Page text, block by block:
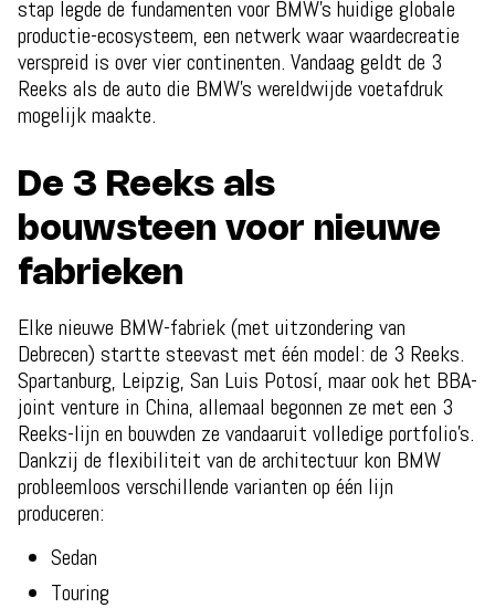
stap legde de fundamenten voor BMW’s huidige globale
productie-ecosysteem, een netwerk waar waardecreatie
verspreid is over vier continenten. Vandaag geldt de 3
Reeks als de auto die BMW’s wereldwijde voetafdruk
mogelijk maakte.
De 3 Reeks als
bouwsteen voor nieuwe
fabrieken
Elke nieuwe BMW-fabriek (met uitzondering van
Debrecen) startte steevast met één model: de 3 Reeks.
Spartanburg, Leipzig, San Luis Potosí, maar ook het BBA-
joint venture in China, allemaal begonnen ze met een 3
Reeks-lijn en bouwden ze vandaaruit volledige portfolio’s.
Dankzij de flexibiliteit van de architectuur kon BMW
probleemloos verschillende varianten op één lijn
produceren:
Sedan
Touring